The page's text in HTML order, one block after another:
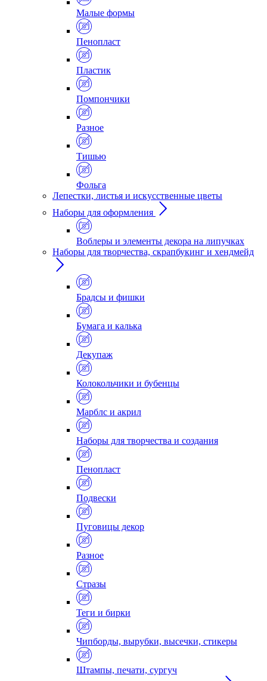
Малые формы
Пенопласт
Пластик
Помпончики
Разное
Тишью
Фольга
Лепестки, листья и искусственные цветы
Наборы для оформления
Воблеры и элементы декора на липучках
Наборы для творчества, скрапбукинг и хендмейд
Брадсы и фишки
Бумага и калька
Декупаж
Колокольчики и бубенцы
Марблс и акрил
Наборы для творчества и создания
Пенопласт
Подвески
Пуговицы декор
Разное
Стразы
Теги и бирки
Чипборды, вырубки, высечки, стикеры
Штампы, печати, сургуч